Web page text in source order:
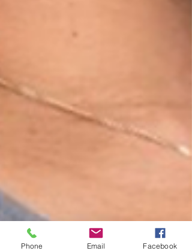
Phone Email Facebook